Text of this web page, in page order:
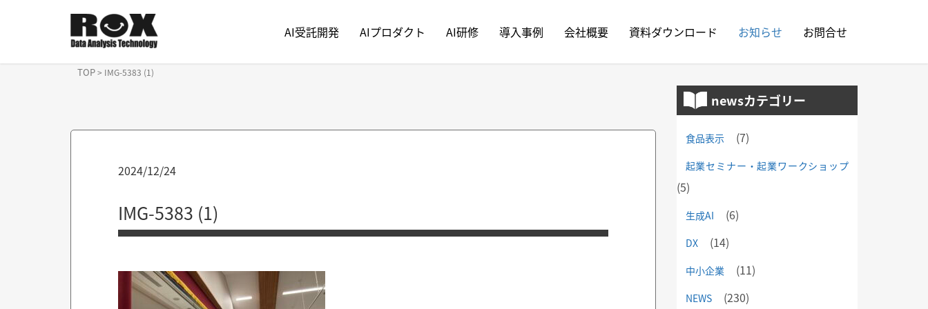
AI受託開発 AIプロダクト AI研修 導入事例 会社概要 資料ダウンロード お知らせ お問合せ
TOP> IMG-5383 (1)
2024/12/24
IMG-5383 (1)
newsカテゴリー
食品表示 (7)
起業セミナー・起業ワークショップ
(5)
生成AI (6)
DX (14)
中小企業 (11)
NEWS (230)